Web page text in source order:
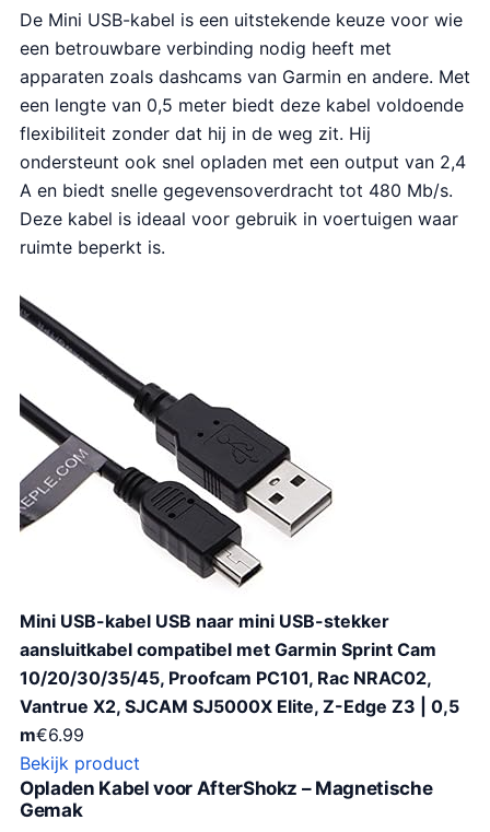
De Mini USB-kabel is een uitstekende keuze voor wie
een betrouwbare verbinding nodig heeft met
apparaten zoals dashcams van Garmin en andere. Met
een lengte van 0,5 meter biedt deze kabel voldoende
flexibiliteit zonder dat hij in de weg zit. Hij
ondersteunt ook snel opladen met een output van 2,4
A en biedt snelle gegevensoverdracht tot 480 Mb/s.
Deze kabel is ideaal voor gebruik in voertuigen waar
ruimte beperkt is.
Mini USB-kabel USB naar mini USB-stekker
aansluitkabel compatibel met Garmin Sprint Cam
10/20/30/35/45, Proofcam PC101, Rac NRAC02,
Vantrue X2, SJCAM SJ5000X Elite, Z-Edge Z3 | 0,5
m€6.99
Bekijk product
Opladen Kabel voor AfterShokz – Magnetische
Gemak